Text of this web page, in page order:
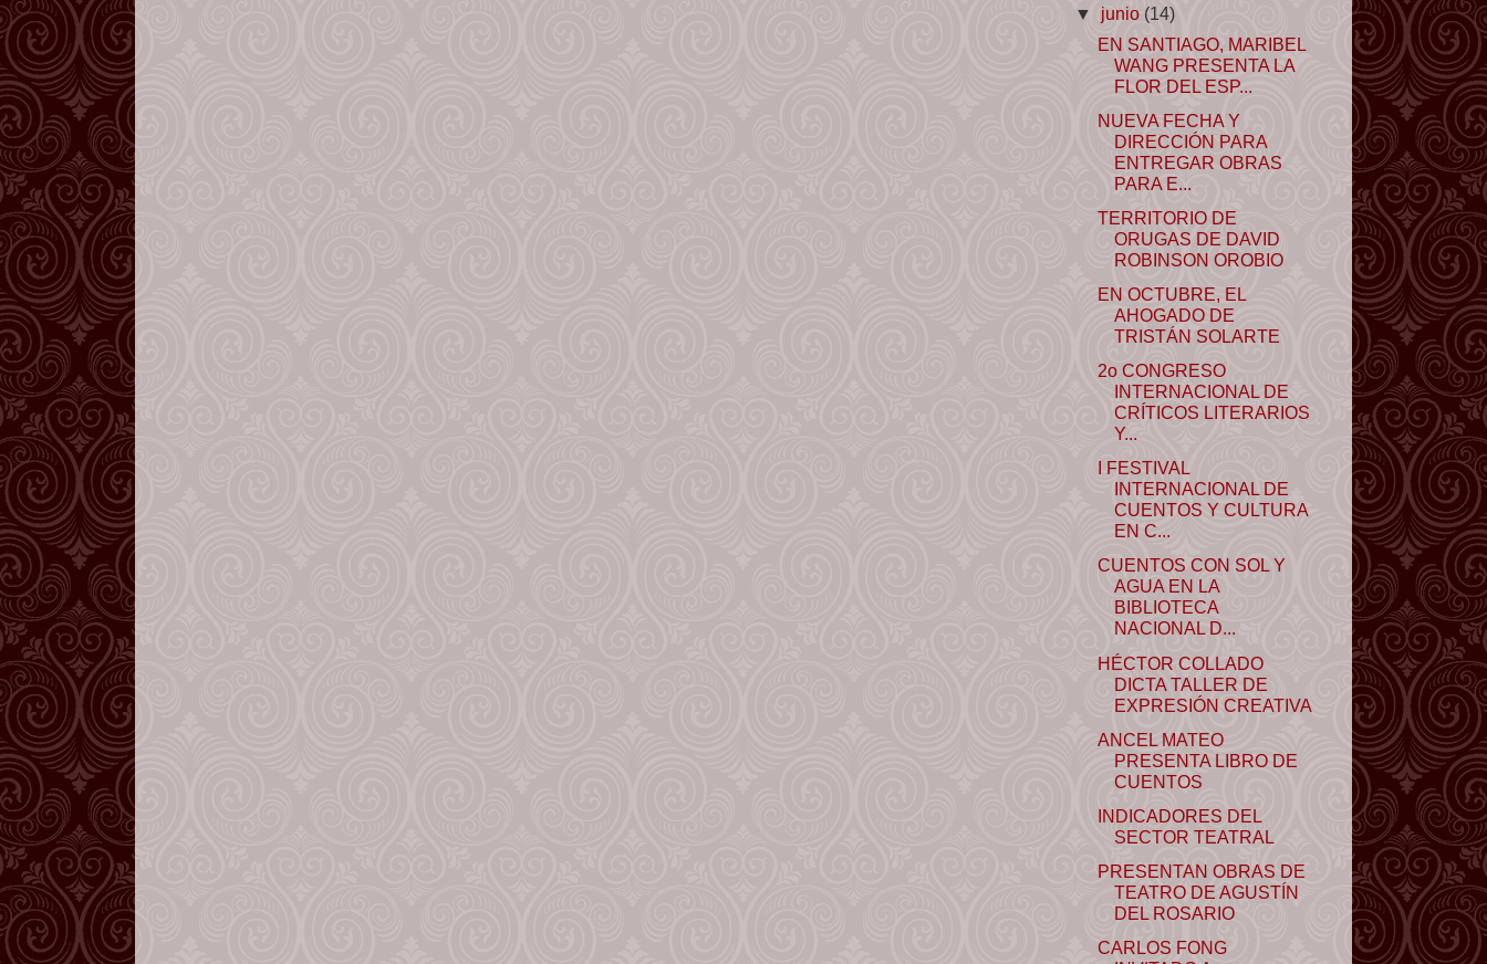
▼ junio (14)
EN SANTIAGO, MARIBEL
WANG PRESENTA LA
FLOR DEL ESP...
NUEVA FECHA Y
DIRECCIÓN PARA
ENTREGAR OBRAS
PARA E...
TERRITORIO DE
ORUGAS DE DAVID
ROBINSON OROBIO
EN OCTUBRE, EL
AHOGADO DE
TRISTÁN SOLARTE
2o CONGRESO
INTERNACIONAL DE
CRÍTICOS LITERARIOS
Y...
I FESTIVAL
INTERNACIONAL DE
CUENTOS Y CULTURA
EN C...
CUENTOS CON SOL Y
AGUA EN LA
BIBLIOTECA
NACIONAL D...
HÉCTOR COLLADO
DICTA TALLER DE
EXPRESIÓN CREATIVA
ANCEL MATEO
PRESENTA LIBRO DE
CUENTOS
INDICADORES DEL
SECTOR TEATRAL
PRESENTAN OBRAS DE
TEATRO DE AGUSTÍN
DEL ROSARIO
CARLOS FONG